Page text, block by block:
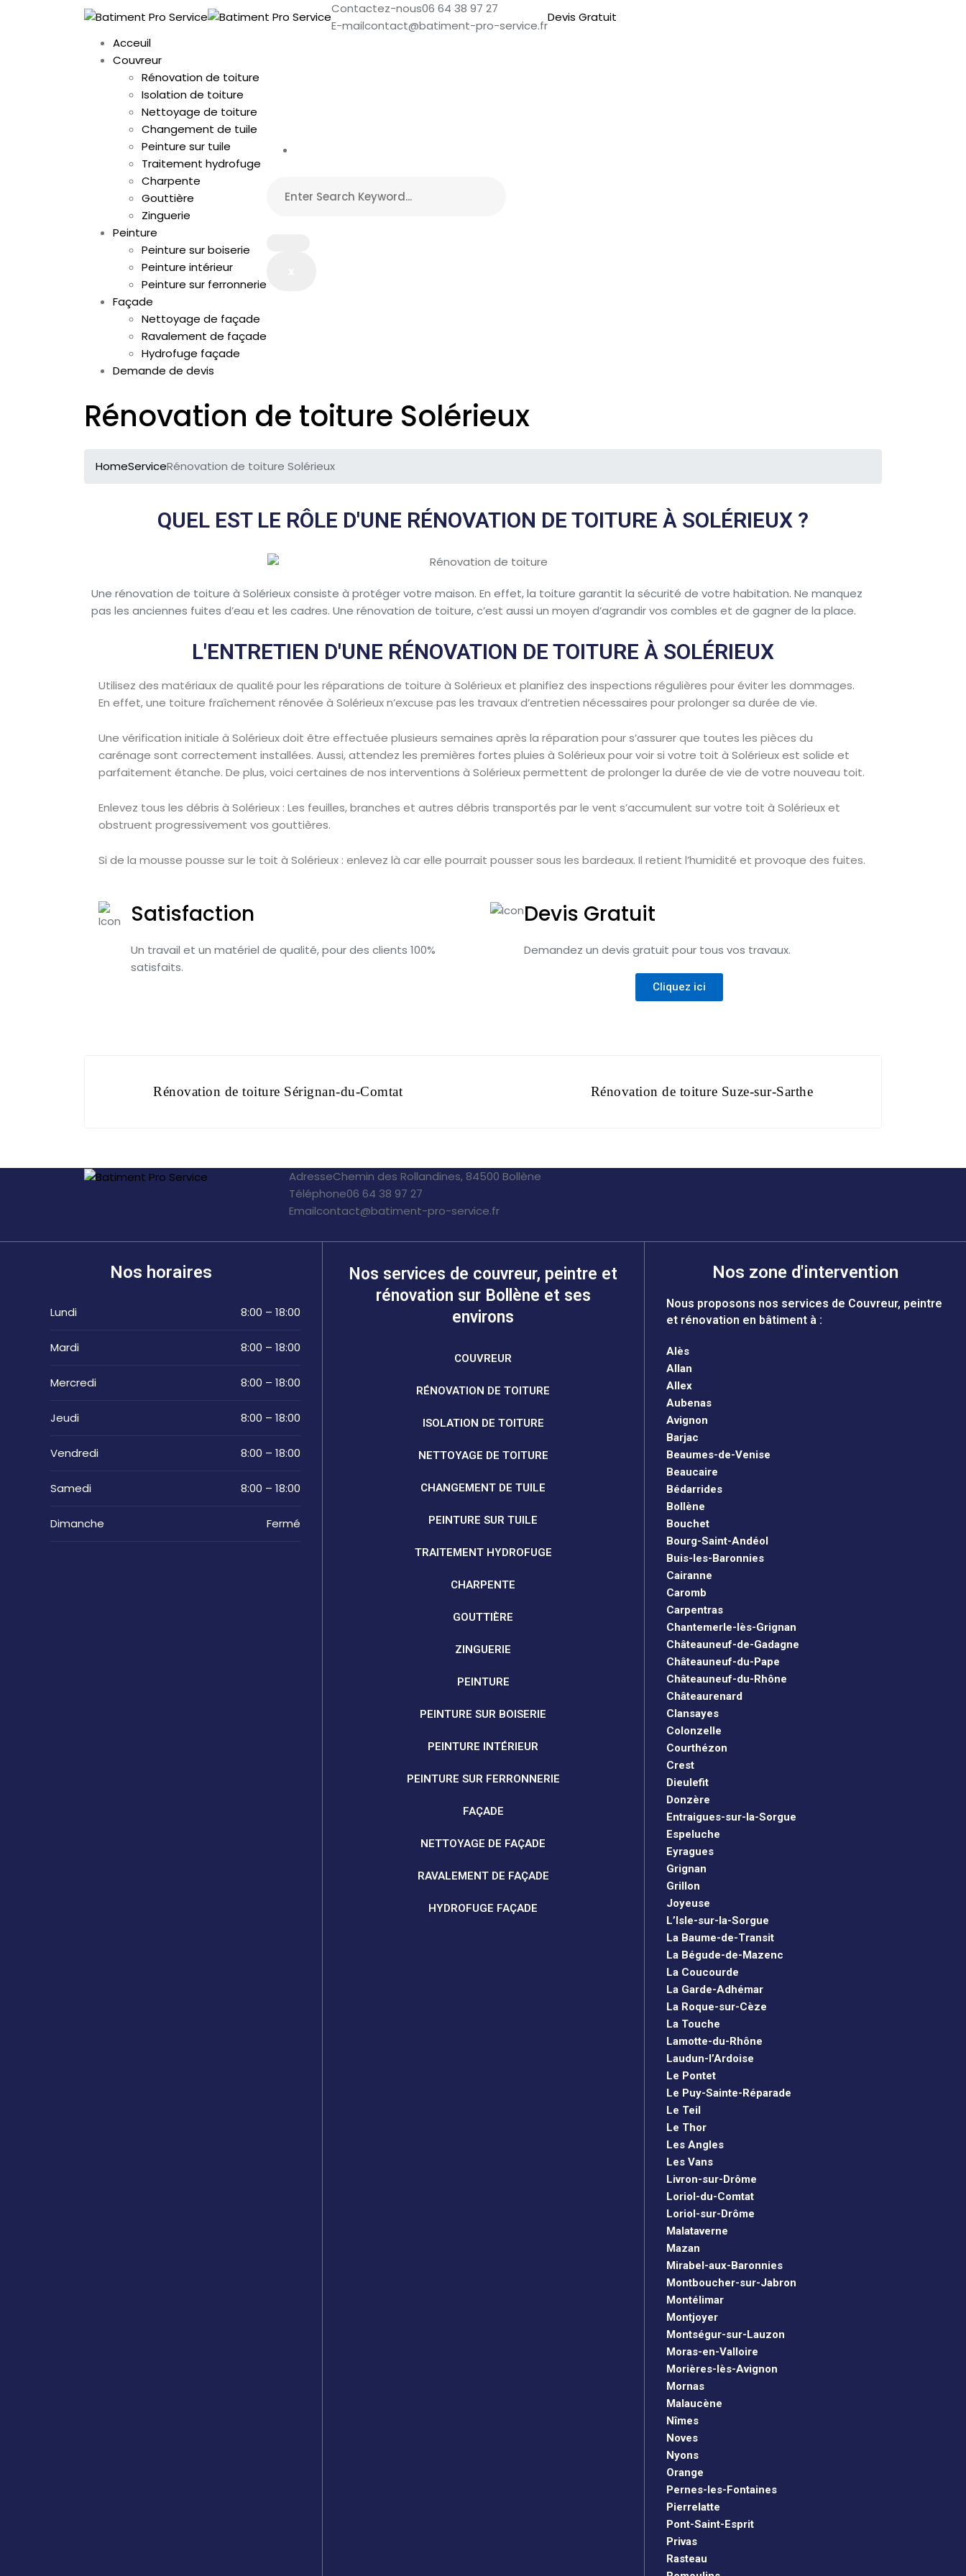
Contactez-nous06 64 38 97 27
E-mailcontact@batiment-pro-service.fr
Devis Gratuit
Acceuil
Couvreur
Rénovation de toiture
Isolation de toiture
Nettoyage de toiture
Changement de tuile
Peinture sur tuile
Traitement hydrofuge
Charpente
Gouttière
Zinguerie
Peinture
Peinture sur boiserie
Peinture intérieur
Peinture sur ferronnerie
Façade
Nettoyage de façade
Ravalement de façade
Hydrofuge façade
Demande de devis
Rénovation de toiture Solérieux
HomeServiceRénovation de toiture Solérieux
QUEL EST LE RÔLE D'UNE RÉNOVATION DE TOITURE À SOLÉRIEUX ?
Une rénovation de toiture à Solérieux consiste à protéger votre maison. En effet, la toiture garantit la sécurité de votre habitation. Ne manquez
pas les anciennes fuites d’eau et les cadres. Une rénovation de toiture, c’est aussi un moyen d’agrandir vos combles et de gagner de la place.
L'ENTRETIEN D'UNE RÉNOVATION DE TOITURE À SOLÉRIEUX
Utilisez des matériaux de qualité pour les réparations de toiture à Solérieux et planifiez des inspections régulières pour éviter les dommages.
En effet, une toiture fraîchement rénovée à Solérieux n’excuse pas les travaux d’entretien nécessaires pour prolonger sa durée de vie.
Une vérification initiale à Solérieux doit être effectuée plusieurs semaines après la réparation pour s’assurer que toutes les pièces du
carénage sont correctement installées. Aussi, attendez les premières fortes pluies à Solérieux pour voir si votre toit à Solérieux est solide et
parfaitement étanche. De plus, voici certaines de nos interventions à Solérieux permettent de prolonger la durée de vie de votre nouveau toit.
Enlevez tous les débris à Solérieux : Les feuilles, branches et autres débris transportés par le vent s’accumulent sur votre toit à Solérieux et
obstruent progressivement vos gouttières.
Si de la mousse pousse sur le toit à Solérieux : enlevez là car elle pourrait pousser sous les bardeaux. Il retient l’humidité et provoque des fuites.
Satisfaction
Un travail et un matériel de qualité, pour des clients 100%
satisfaits.
Devis Gratuit
Demandez un devis gratuit pour tous vos travaux.
Cliquez ici
Rénovation de toiture Sérignan-du-Comtat Rénovation de toiture Suze-sur-Sarthe
AdresseChemin des Rollandines, 84500 Bollène
Téléphone06 64 38 97 27
Emailcontact@batiment-pro-service.fr
Nos horaires
Lundi 8:00 – 18:00
Mardi 8:00 – 18:00
Mercredi 8:00 – 18:00
Jeudi 8:00 – 18:00
Vendredi 8:00 – 18:00
Samedi 8:00 – 18:00
Dimanche Fermé
Nos services de couvreur, peintre et
rénovation sur Bollène et ses
environs
COUVREUR
RÉNOVATION DE TOITURE
ISOLATION DE TOITURE
NETTOYAGE DE TOITURE
CHANGEMENT DE TUILE
PEINTURE SUR TUILE
TRAITEMENT HYDROFUGE
CHARPENTE
GOUTTIÈRE
ZINGUERIE
PEINTURE
PEINTURE SUR BOISERIE
PEINTURE INTÉRIEUR
PEINTURE SUR FERRONNERIE
FAÇADE
NETTOYAGE DE FAÇADE
RAVALEMENT DE FAÇADE
HYDROFUGE FAÇADE
Nos zone d'intervention
Nous proposons nos services de Couvreur, peintre
et rénovation en bâtiment à :
Alès
Allan
Allex
Aubenas
Avignon
Barjac
Beaumes-de-Venise
Beaucaire
Bédarrides
Bollène
Bouchet
Bourg-Saint-Andéol
Buis-les-Baronnies
Cairanne
Caromb
Carpentras
Chantemerle-lès-Grignan
Châteauneuf-de-Gadagne
Châteauneuf-du-Pape
Châteauneuf-du-Rhône
Châteaurenard
Clansayes
Colonzelle
Courthézon
Crest
Dieulefit
Donzère
Entraigues-sur-la-Sorgue
Espeluche
Eyragues
Grignan
Grillon
Joyeuse
L’Isle-sur-la-Sorgue
La Baume-de-Transit
La Bégude-de-Mazenc
La Coucourde
La Garde-Adhémar
La Roque-sur-Cèze
La Touche
Lamotte-du-Rhône
Laudun-l’Ardoise
Le Pontet
Le Puy-Sainte-Réparade
Le Teil
Le Thor
Les Angles
Les Vans
Livron-sur-Drôme
Loriol-du-Comtat
Loriol-sur-Drôme
Malataverne
Mazan
Mirabel-aux-Baronnies
Montboucher-sur-Jabron
Montélimar
Montjoyer
Montségur-sur-Lauzon
Moras-en-Valloire
Morières-lès-Avignon
Mornas
Malaucène
Nîmes
Noves
Nyons
Orange
Pernes-les-Fontaines
Pierrelatte
Pont-Saint-Esprit
Privas
Rasteau